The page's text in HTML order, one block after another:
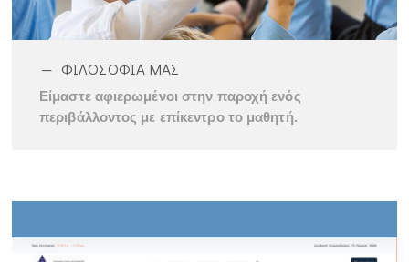
ΦΙΛΟΣΟΦΙΑ ΜΑΣ
Είμαστε αφιερωμένοι στην παροχή ενός
περιβάλλοντος με επίκεντρο το μαθητή.